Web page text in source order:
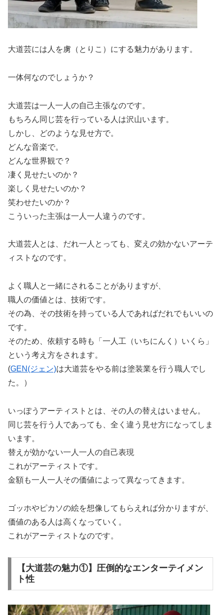
大道芸には人を虜（とりこ）にする魅力があります。
一体何なのでしょうか？
大道芸は一人一人の自己主張なのです。
もちろん同じ芸を行っている人は沢山います。
しかし、どのような見せ方で。
どんな音楽で。
どんな世界観で？
凄く見せたいのか？
楽しく見せたいのか？
笑わせたいのか？
こういった主張は一人一人違うのです。
大道芸人とは、だれ一人とっても、変えの効かないアーテ
ィストなのです。
よく職人と一緒にされることがありますが、
職人の価値とは、技術です。
その為、その技術を持っている人であればだれでもいいの
です。
そのため、依頼する時も「一人工（いちにんく）いくら」
という考え方をされます。
(GEN(ジェン)は大道芸をやる前は塗装業を行う職人でし
た。）
いっぽうアーティストとは、その人の替えはいません。
同じ芸を行う人であっても、全く違う見せ方になってしま
います。
替えが効かない一人一人の自己表現
これがアーティストです。
金額も一人一人その価値によって異なってきます。
ゴッホやピカソの絵を想像してもらえれば分かりますが、
価値のある人は高くなっていく。
これがアーティストなのです。
【大道芸の魅力①】圧倒的なエンターテイメン
ト性